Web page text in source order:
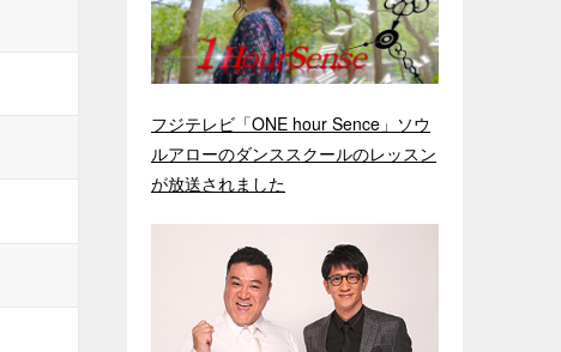
フジテレビ「ONE hour Sence」ソウ
ルアローのダンススクールのレッスン
が放送されました